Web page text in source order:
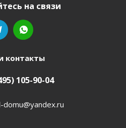
на связи
контакты
105-90-04
domu@yandex.ru